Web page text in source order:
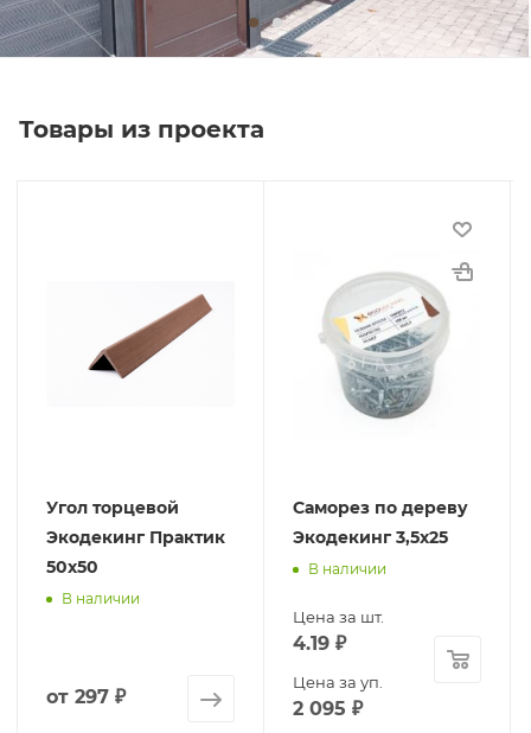
Товары из проекта
Угол торцевой
Экодекинг Практик
50х50
В наличии
от 297 ₽
Саморез по дереву
Экодекинг 3,5х25
В наличии
Цена за шт.
4.19 ₽
Цена за уп.
2 095 ₽